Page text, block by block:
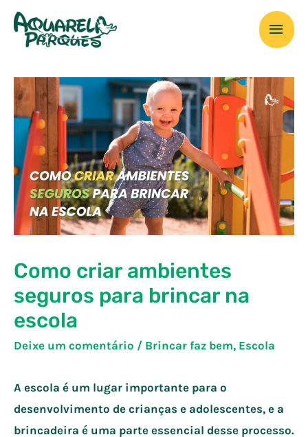
para
conteúdo
Como criar ambientes
seguros para brincar na
escola
Deixe um comentário / Brincar faz bem, Escola
A escola é um lugar importante para o
desenvolvimento de crianças e adolescentes, e a
brincadeira é uma parte essencial desse processo.